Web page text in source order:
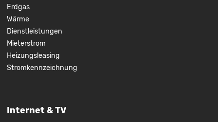
Erdgas
Wärme
Dienstleistungen
Mieterstrom
Heizungsleasing
Stromkennzeichnung
Internet & TV